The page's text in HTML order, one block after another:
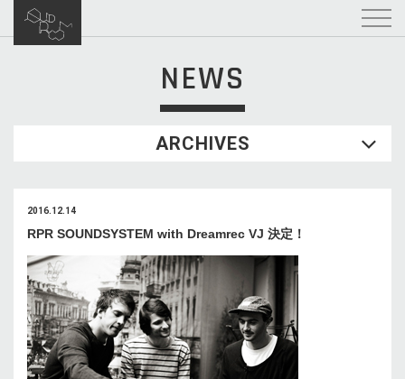
NEWS
ARCHIVES
2016.12.14
RPR SOUNDSYSTEM with Dreamrec VJ 決定！